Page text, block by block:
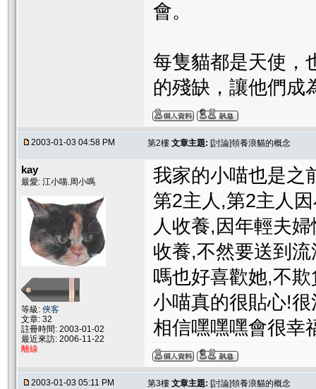
會。
每隻貓都是天使，
的殘缺，讓他們成
2003-01-03 04:58 PM 第2樓 文章主題: [討論]領養浪貓的概念
kay
最愛: 江小喵.周小嗎
等級: 俠客
文章: 32
註冊時間: 2003-01-02
最近來訪: 2006-11-22
離線
我家的小喵也是之
第2主人,第2主人
人收養,因年輕夫
收養,不然要送到
嗎也好喜歡她,不
小喵真的很貼心!
相信嘿嘿嘿會很幸
2003-01-03 05:11 PM 第3樓 文章主題: [討論]領養浪貓的概念